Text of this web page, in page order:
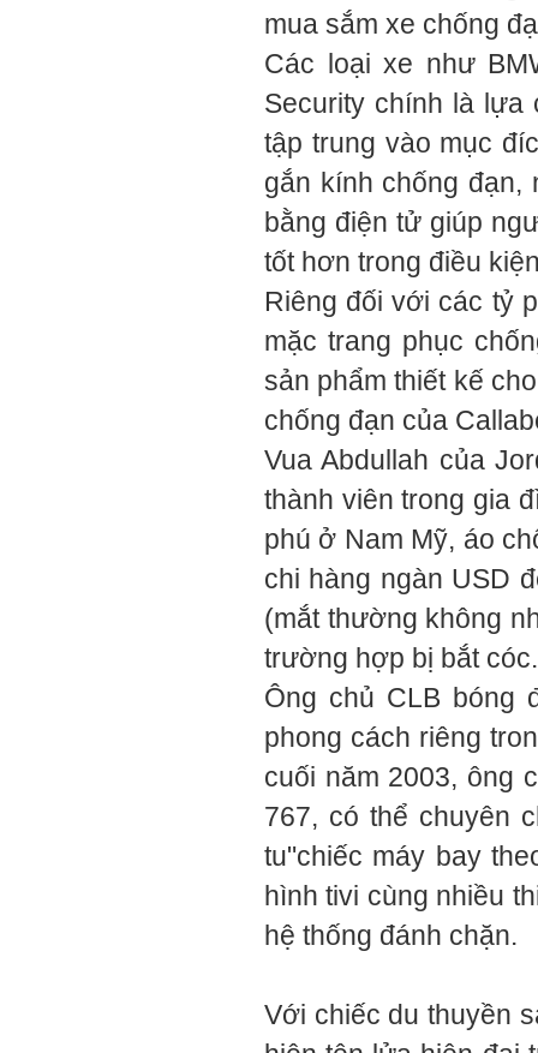
mua sắm xe chống
Các loại xe như
Security chính là lựa
tập trung vào mục
gắn kính chống đạn,
bằng điện tử giúp
tốt hơn trong điều
Riêng đối với các tỷ
mặc trang phục
sản phẩm thiết kế
chống đạn của
Vua Abdullah của
thành viên trong gia
phú ở Nam Mỹ, áo
chi hàng ngàn USD
(mắt thường không
trường hợp bị bắt cóc.
Ông chủ CLB bóng
phong cách riêng
cuối năm 2003, ông
767, có thể chuyên
tu"chiếc máy bay
hình tivi cùng nhiều
hệ thống đánh chặn.
Với chiếc du thuyền